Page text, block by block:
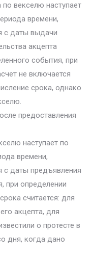
векселю наступает
времени,
с даты выдачи
акцепта
события, при
не включается
срока, однако
предоставления
наступает по
времени,
с даты предъявления
при определении
считается: для
акцепта, для
о протесте в
дня, когда дано